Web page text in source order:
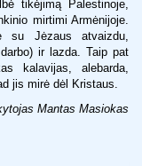
tikėjimą Palestinoje,
mirtimi Armėnijoje.
su Jėzaus atvaizdu,
ir lazda. Taip pat
kalavijas, alebarda,
jis mirė dėl Kristaus.
Mantas Masiokas